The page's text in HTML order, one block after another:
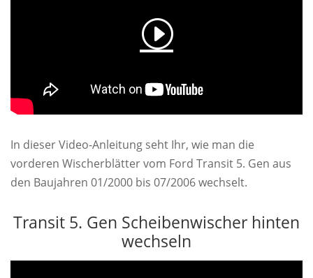
In dieser Video-Anleitung seht Ihr, wie man die
vorderen Wischerblätter vom Ford Transit 5. Gen aus
den Baujahren 01/2000 bis 07/2006 wechselt.
Transit 5. Gen Scheibenwischer hinten
wechseln